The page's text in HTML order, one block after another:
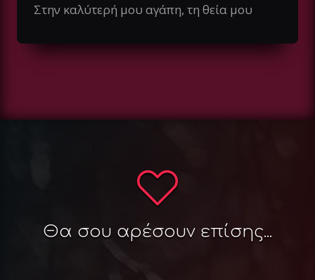
Στην καλύτερή μου αγάπη, τη θεία μου
Θα σου αρέσουν επίσης...